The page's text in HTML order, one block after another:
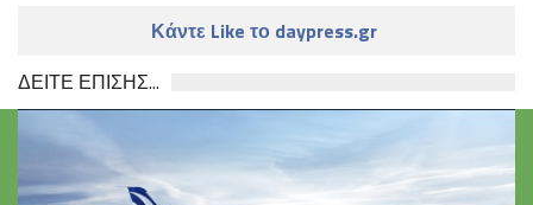
Κάντε Like το daypress.gr
ΔΕΙΤΕ ΕΠΙΣΗΣ...